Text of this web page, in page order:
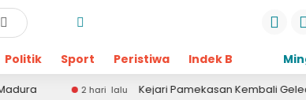
Politik Sport Peristiwa Indek Berita
2 hari lalu
Kejari Pamekasan Kembali Geledah